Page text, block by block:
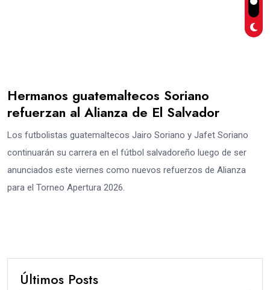
Hermanos guatemaltecos Soriano
refuerzan al Alianza de El Salvador
Los futbolistas guatemaltecos Jairo Soriano y Jafet Soriano
continuarán su carrera en el fútbol salvadoreño luego de ser
anunciados este viernes como nuevos refuerzos de Alianza
para el Torneo Apertura 2026.
Últimos Posts